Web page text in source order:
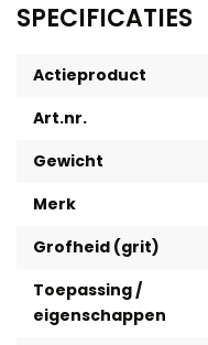
SPECIFICATIES
Actieproduct
Art.nr.
Gewicht
Merk
Grofheid (grit)
Toepassing /
eigenschappen